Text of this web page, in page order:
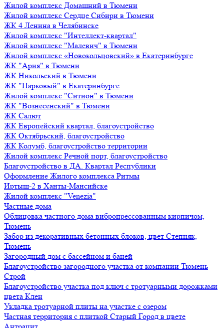
Жилой комплекс Домашний в Тюмени
Жилой комплекс Сердце Сибири в Тюмени
ЖК 4 Ленина в Челябинске
Жилой комплекс "Интеллект-квартал"
Жилой комплекс "Малевич" в Тюмени
Жилой комплекс «Новокольцовский» в Екатеринбурге
ЖК "Ария" в Тюмени
ЖК Никольский в Тюмени
ЖК "Парковый" в Екатеринбурге
Жилой комплекс "Ситион" в Тюмени
ЖК "Вознесенский" в Тюмени
ЖК Салют
ЖК Европейский квартал, благоустройство
ЖК Октябрьский, благоустройство
ЖК Колумб, благоустройство территории
Жилой комплекс Речной порт, благоустройство
Благоустройство в ДА. Квартал Республики
Оформление Жилого комплекса Ритмы
Иртыш-2 в Ханты-Мансийске
Жилой комплекс "Venezia"
Частные дома
Облицовка частного дома вибропрессованным кирпичом,
Тюмень
Забор из декоративных бетонных блоков, цвет Степняк,
Тюмень
Загородный дом с бассейном и баней
Благоустройство загородного участка от компании Тюмень
Строй
Благоустройство участка под ключ с тротуарными дорожками
цвета Клен
Укладка тротуарной плиты на участке с озером
Частная территория с плиткой Старый Город в цвете